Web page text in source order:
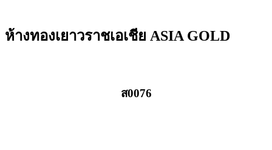
ห้างทองเยาวราชเอเชีย ASIA GOLD
ส0076